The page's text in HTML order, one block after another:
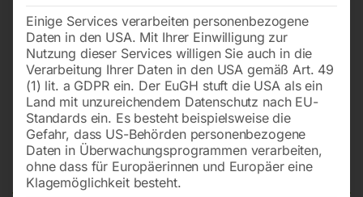
Schweißelektroden MT-RC3 blau
Einige Services verarbeiten personenbezogene
Daten in den USA. Mit Ihrer Einwilligung zur
Nutzung dieser Services willigen Sie auch in die
Verarbeitung Ihrer Daten in den USA gemäß Art. 49
(1) lit. a GDPR ein. Der EuGH stuft die USA als ein
Land mit unzureichendem Datenschutz nach EU-
Standards ein. Es besteht beispielsweise die
Gefahr, dass US-Behörden personenbezogene
Daten in Überwachungsprogrammen verarbeiten,
ohne dass für Europäerinnen und Europäer eine
Klagemöglichkeit besteht.